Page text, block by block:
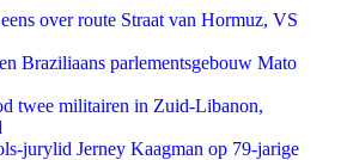
over route Straat van Hormuz, VS
Braziliaans parlementsgebouw Mato
twee militairen in Zuid-Libanon,
jurylid Jerney Kaagman op 79-jarige